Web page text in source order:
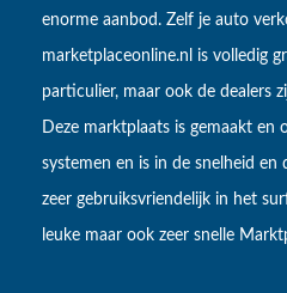
enorme aanbod. Zelf je auto
marketplaceonline.nl is volledig
particulier, maar ook de dealers
Deze marktplaats is gemaakt en
systemen en is in de snelheid en
zeer gebruiksvriendelijk in het
leuke maar ook zeer snelle